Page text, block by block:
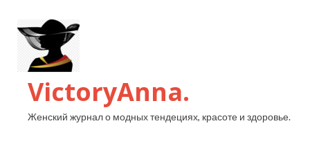
VictoryAnna.
Женский журнал о модных тендециях, красоте и здоровье.